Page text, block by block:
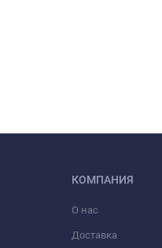
КОМПАНИЯ
О нас
Доставка